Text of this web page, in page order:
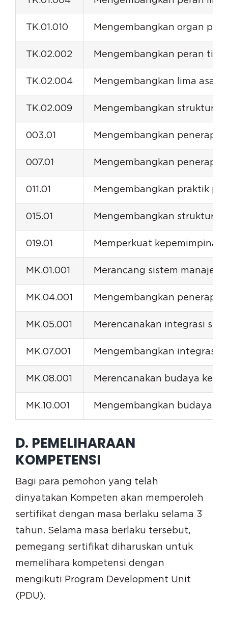
TK.01.010 Mengembangkan organ
TK.02.002 Mengembangkan peran
TK.02.004 Mengembangkan lima asas
TK.02.009 Mengembangkan struktur
003.01 Mengembangkan
007.01 Mengembangkan
011.01 Mengembangkan praktik
015.01 Mengembangkan struktur
019.01 Memperkuat kepemimpinan
MK.01.001 Merancang sistem
MK.04.001 Mengembangkan
MK.05.001 Merencanakan integrasi
MK.07.001 Mengembangkan integrasi
MK.08.001 Merencanakan budaya
MK.10.001 Mengembangkan budaya
D. PEMELIHARAAN
KOMPETENSI
Bagi para pemohon yang telah
dinyatakan Kompeten akan memperoleh
sertifikat dengan masa berlaku selama 3
tahun. Selama masa berlaku tersebut,
pemegang sertifikat diharuskan untuk
memelihara kompetensi dengan
mengikuti Program Development Unit
(PDU).